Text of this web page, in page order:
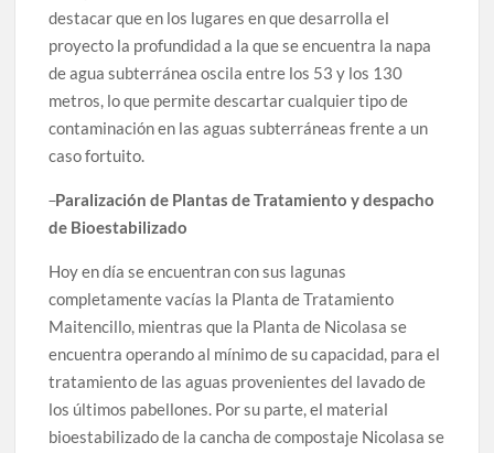
destacar que en los lugares en que desarrolla el
proyecto la profundidad a la que se encuentra la napa
de agua subterránea oscila entre los 53 y los 130
metros, lo que permite descartar cualquier tipo de
contaminación en las aguas subterráneas frente a un
caso fortuito.
Paralización de Plantas de Tratamiento y despacho
de Bioestabilizado
Hoy en día se encuentran con sus lagunas
completamente vacías la Planta de Tratamiento
Maitencillo, mientras que la Planta de Nicolasa se
encuentra operando al mínimo de su capacidad, para el
tratamiento de las aguas provenientes del lavado de
los últimos pabellones. Por su parte, el material
bioestabilizado de la cancha de compostaje Nicolasa se